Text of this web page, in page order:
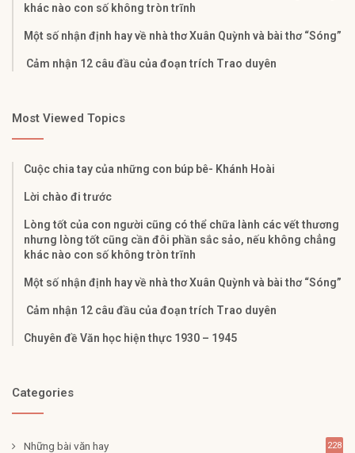
khác nào con số không tròn trĩnh
Một số nhận định hay về nhà thơ Xuân Quỳnh và bài thơ “Sóng”
Cảm nhận 12 câu đầu của đoạn trích Trao duyên
Most Viewed Topics
Cuộc chia tay của những con búp bê- Khánh Hoài
Lời chào đi trước
Lòng tốt của con người cũng có thể chữa lành các vết thương
nhưng lòng tốt cũng cần đôi phần sắc sảo, nếu không chẳng
khác nào con số không tròn trĩnh
Một số nhận định hay về nhà thơ Xuân Quỳnh và bài thơ “Sóng”
Cảm nhận 12 câu đầu của đoạn trích Trao duyên
Chuyên đề Văn học hiện thực 1930 – 1945
Categories
Những bài văn hay 228